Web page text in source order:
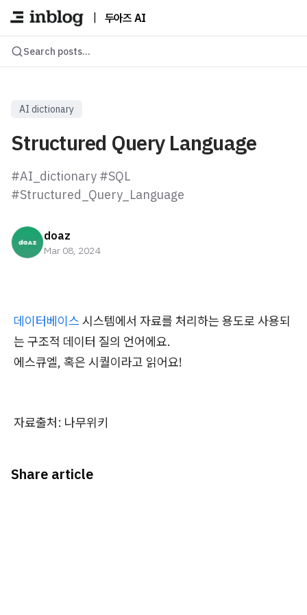
두아즈 AI
Search posts...
AI dictionary
Structured Query Language
#AI_dictionary #SQL
#Structured_Query_Language
doaz
Mar 08, 2024
데이터베이스 시스템에서 자료를 처리하는 용도로 사용되
는 구조적 데이터 질의 언어에요.
에스큐엘, 혹은 시퀄이라고 읽어요!
자료출처: 나무위키
Share article